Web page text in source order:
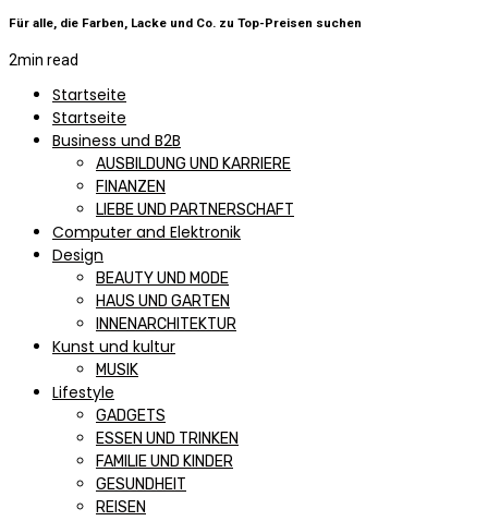
Für alle, die Farben, Lacke und Co. zu Top-Preisen suchen
2min read
Startseite
Startseite
Business und B2B
AUSBILDUNG UND KARRIERE
FINANZEN
LIEBE UND PARTNERSCHAFT
Computer and Elektronik
Design
BEAUTY UND MODE
HAUS UND GARTEN
INNENARCHITEKTUR
Kunst und kultur
MUSIK
Lifestyle
GADGETS
ESSEN UND TRINKEN
FAMILIE UND KINDER
GESUNDHEIT
REISEN